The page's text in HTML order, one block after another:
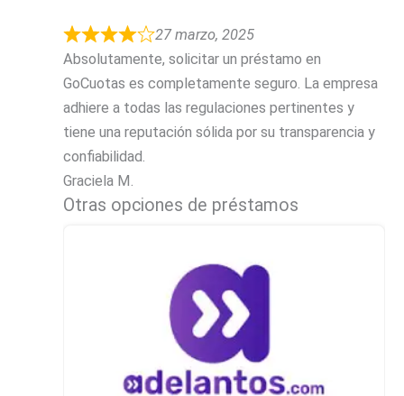
27 marzo, 2025
Absolutamente, solicitar un préstamo en
GoCuotas es completamente seguro. La empresa
adhiere a todas las regulaciones pertinentes y
tiene una reputación sólida por su transparencia y
confiabilidad.
Graciela M.
Otras opciones de préstamos